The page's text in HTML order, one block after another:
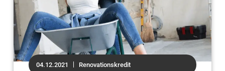
04.12.2021 Renovationskredit